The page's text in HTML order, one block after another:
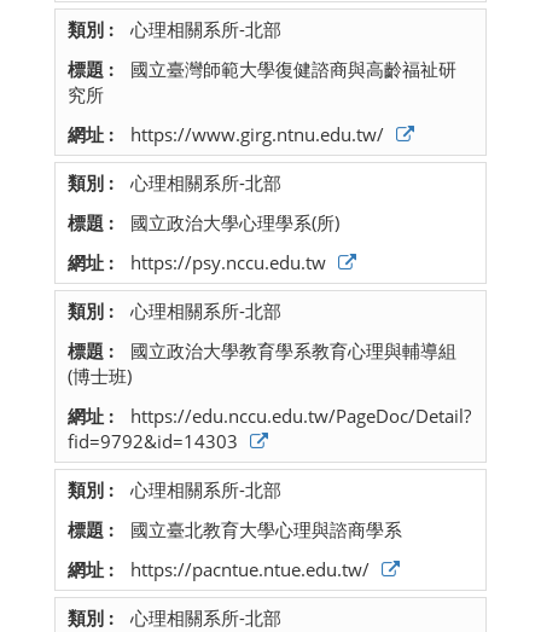
心理相關系所-北部
國立臺灣師範大學復健諮商與高齡福祉研
究所
https://www.girg.ntnu.edu.tw/
心理相關系所-北部
國立政治大學心理學系(所)
https://psy.nccu.edu.tw
心理相關系所-北部
國立政治大學教育學系教育心理與輔導組
(博士班)
https://edu.nccu.edu.tw/PageDoc/Detail?
fid=9792&id=14303
心理相關系所-北部
國立臺北教育大學心理與諮商學系
https://pacntue.ntue.edu.tw/
心理相關系所-北部